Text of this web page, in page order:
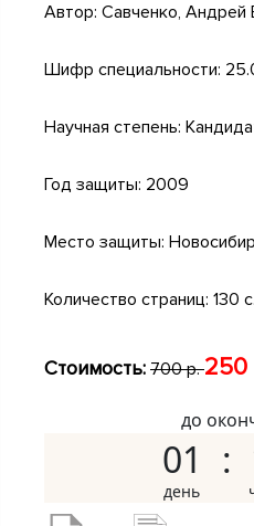
Автор: Савченко, Андрей
Шифр специальности:
Научная степень:
Год защиты: 2009
Место защиты:
Количество страниц: 130
Стоимость: 700 р.250
до
01